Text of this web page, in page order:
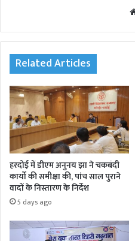
Related Articles
हरदोई में डीएम अनुनय झा ने चकबंदी
कार्यों की समीक्षा की, पांच साल पुराने
वादों के निस्तारण के निर्देश
5 days ago